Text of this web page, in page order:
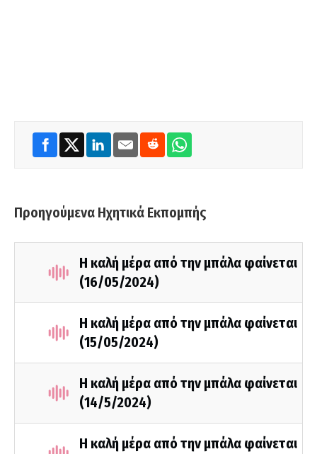
Προηγούμενα Ηχητικά Εκπομπής
Η καλή μέρα από την μπάλα φαίνεται
(16/05/2024)
Η καλή μέρα από την μπάλα φαίνεται
(15/05/2024)
Η καλή μέρα από την μπάλα φαίνεται
(14/5/2024)
Η καλή μέρα από την μπάλα φαίνεται